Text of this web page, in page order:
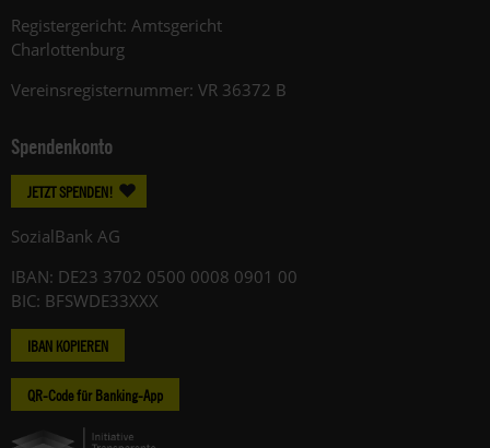
Registergericht: Amtsgericht
Charlottenburg
Vereinsregisternummer: VR 36372 B
Spendenkonto
JETZT SPENDEN!
SozialBank AG
IBAN: DE23 3702 0500 0008 0901 00
BIC: BFSWDE33XXX
IBAN KOPIEREN
QR-Code für Banking-App